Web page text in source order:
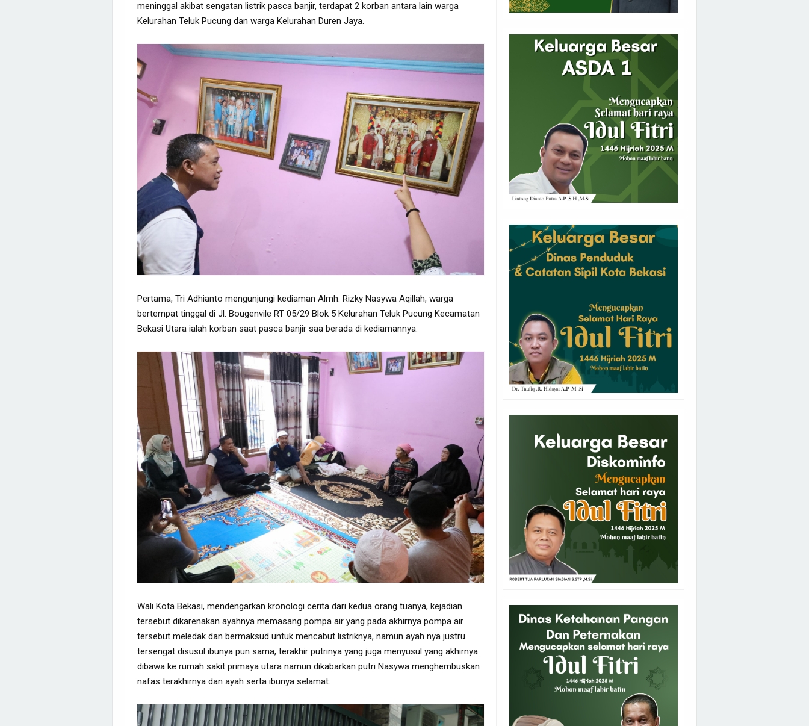
meninggal akibat sengatan listrik pasca banjir, terdapat 2 korban antara lain warga
Kelurahan Teluk Pucung dan warga Kelurahan Duren Jaya.
Pertama, Tri Adhianto mengunjungi kediaman Almh. Rizky Nasywa Aqillah, warga
bertempat tinggal di Jl. Bougenvile RT 05/29 Blok 5 Kelurahan Teluk Pucung Kecamatan
Bekasi Utara ialah korban saat pasca banjir saa berada di kediamannya.
Wali Kota Bekasi, mendengarkan kronologi cerita dari kedua orang tuanya, kejadian
tersebut dikarenakan ayahnya memasang pompa air yang pada akhirnya pompa air
tersebut meledak dan bermaksud untuk mencabut listriknya, namun ayah nya justru
tersengat disusul ibunya pun sama, terakhir putrinya yang juga menyusul yang akhirnya
dibawa ke rumah sakit primaya utara namun dikabarkan putri Nasywa menghembuskan
nafas terakhirnya dan ayah serta ibunya selamat.